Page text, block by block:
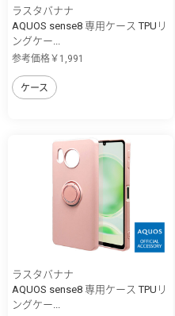
ラスタバナナ
AQUOS sense8 専用ケース TPUリ
ングケー...
参考価格￥1,991
ケース
ラスタバナナ
AQUOS sense8 専用ケース TPUリ
ングケー...